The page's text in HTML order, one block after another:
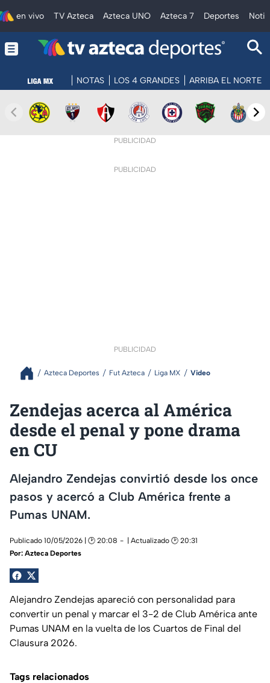
en vivo TV Azteca Azteca UNO Azteca 7 Deportes
NOTAS LOS 4 GRANDES ARRIBA EL NORTE
PUBLICIDAD
PUBLICIDAD
PUBLICIDAD
Azteca Deportes Fut Azteca Liga MX Video
Zendejas acerca al América
desde el penal y pone drama
en CU
Alejandro Zendejas convirtió desde los once
pasos y acercó a Club América frente a
Pumas UNAM.
Publicado 10/05/2026 | 🕑 20:08
| Actualizado 🕑 20:31
Por: Azteca Deportes
Alejandro Zendejas apareció con personalidad para
convertir un penal y marcar el 3-2 de Club América ante
Pumas UNAM en la vuelta de los Cuartos de Final del
Clausura 2026.
Tags relacionados